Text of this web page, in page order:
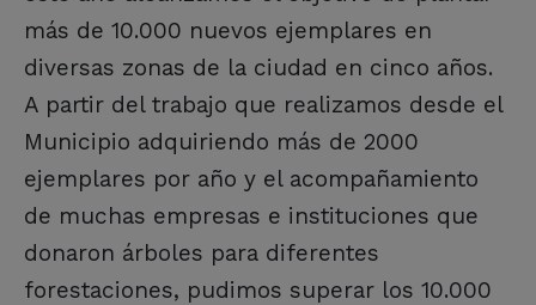
más de 10.000 nuevos ejemplares en
diversas zonas de la ciudad en cinco años.
A partir del trabajo que realizamos desde el
Municipio adquiriendo más de 2000
ejemplares por año y el acompañamiento
de muchas empresas e instituciones que
donaron árboles para diferentes
forestaciones, pudimos superar los 10.000